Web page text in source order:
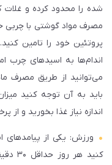
شده را محدود کرده و غلات
مصرف مواد گوشتی با چربی
پروتئین خود را تامین
می‌توانید از طریق مصرف
باید به آن توجه کنید
اندازه نیاز غذا بخورید و از
ورزش: یکی از
کنید